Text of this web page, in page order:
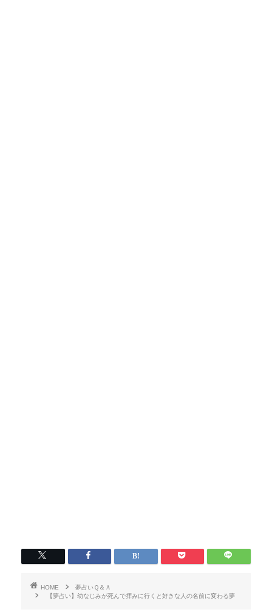
HOME
夢占いＱ＆Ａ
【夢占い】幼なじみが死んで拝みに行くと好きな人の名前に変わる夢